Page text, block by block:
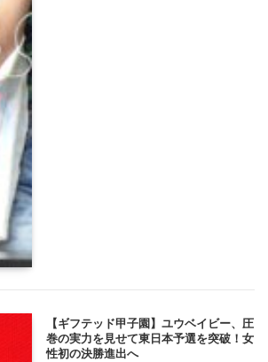
【ギフテッド甲子園】ユウベイビー、圧
巻の実力を見せて東日本予選を突破！女
性初の決勝進出へ